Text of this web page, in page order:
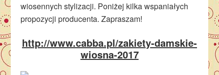
wiosennych stylizacji. Poniżej kilka wspaniałych
propozycji producenta. Zapraszam!
http://www.cabba.pl/zakiety-damskie-
wiosna-2017